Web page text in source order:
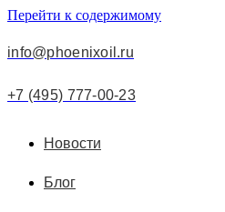
Перейти к содержимому
info@phoenixoil.ru
+7 (495) 777-00-23
Новости
Блог